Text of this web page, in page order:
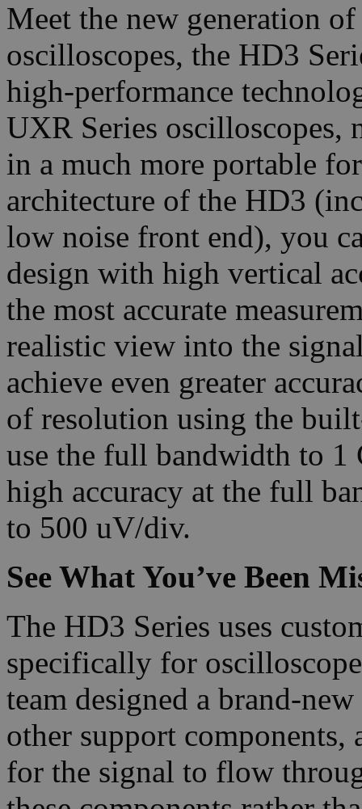
Meet the new generation
oscilloscopes, the HD3
high-performance
UXR Series oscilloscopes,
in a much more portable
architecture of the HD3
low noise front end), you
design with high vertical
the most accurate
realistic view into the
achieve even greater
of resolution using the
use the full bandwidth to
high accuracy at the full
to 500 uV/div.
See What You’ve Been
The HD3 Series uses
specifically for
team designed a brand-
other support components,
for the signal to flow